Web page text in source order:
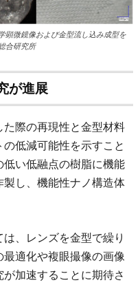
顕微鏡像および金型流し込み成型を
合研究所
が進展
際の再現性と金型材料
低減可能性を示すこと
い低融点の樹脂に機能
し、機能性ナノ構造体
、レンズを金型で繰り
適化や複眼撮像の画像
加速することに期待さ